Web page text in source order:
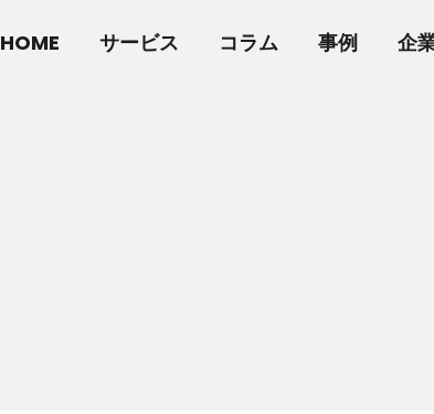
HOME サービス コラム 事例 企